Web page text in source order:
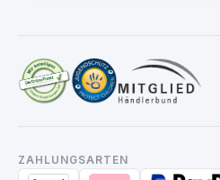
ZAHLUNGSARTEN